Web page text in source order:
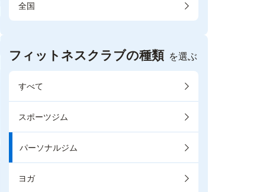
全国
フィットネスクラブの種類 を選ぶ
すべて
スポーツジム
パーソナルジム
ヨガ